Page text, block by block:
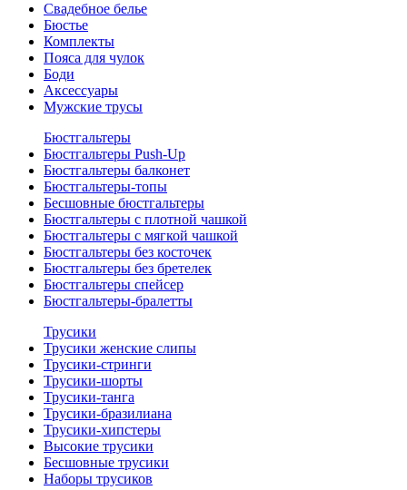
Свадебное белье
Бюстье
Комплекты
Пояса для чулок
Боди
Аксессуары
Мужские трусы
Бюстгальтеры
Бюстгальтеры Push-Up
Бюстгальтеры балконет
Бюстгальтеры-топы
Бесшовные бюстгальтеры
Бюстгальтеры с плотной чашкой
Бюстгальтеры с мягкой чашкой
Бюстгальтеры без косточек
Бюстгальтеры без бретелек
Бюстгальтеры спейсер
Бюстгальтеры-бралетты
Трусики
Трусики женские слипы
Трусики-стринги
Трусики-шорты
Трусики-танга
Трусики-бразилиана
Трусики-хипстеры
Высокие трусики
Бесшовные трусики
Наборы трусиков